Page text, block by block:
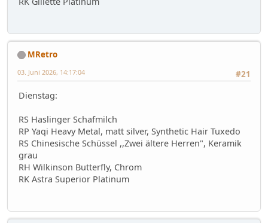
MRetro
#21
03. Juni 2026, 14:17:04
Dienstag:
RS Haslinger Schafmilch
RP Yaqi Heavy Metal, matt silver, Synthetic Hair Tuxedo
RS Chinesische Schüssel ,,Zwei ältere Herren", Keramik
grau
RH Wilkinson Butterfly, Chrom
RK Astra Superior Platinum